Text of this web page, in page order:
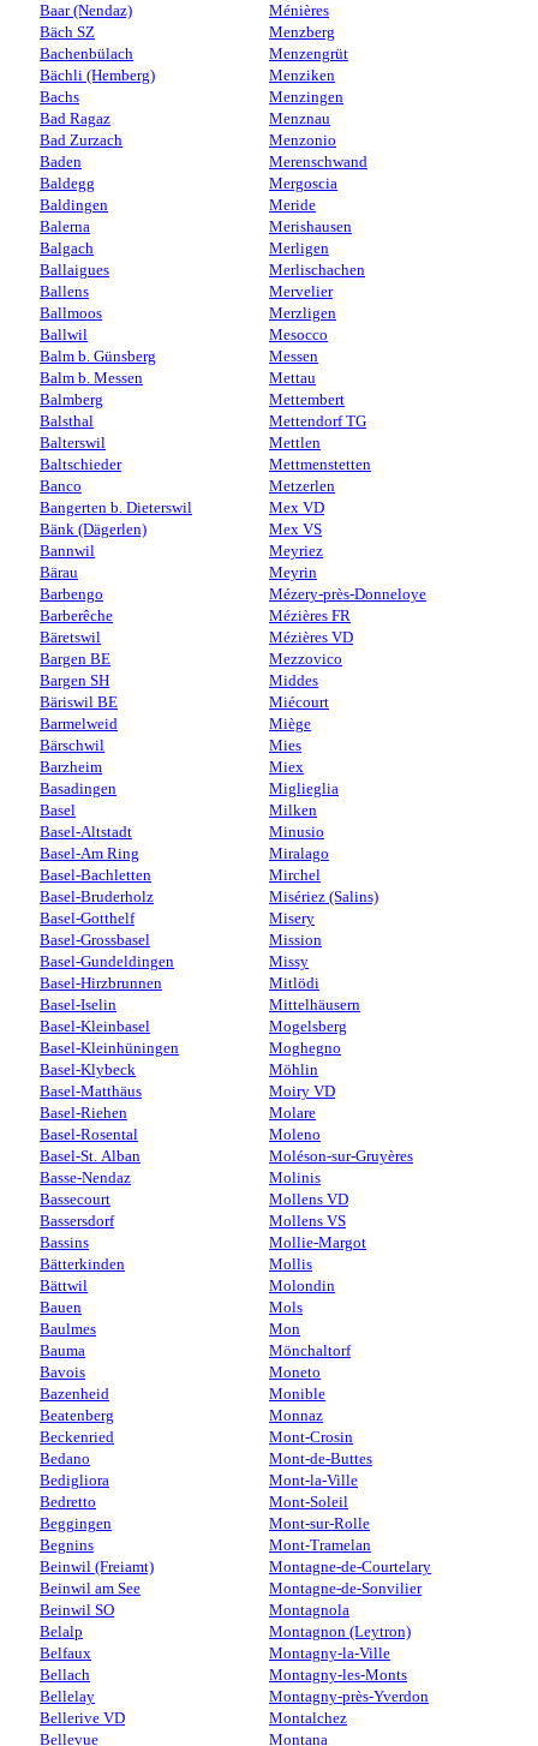
Baar (Nendaz)
Bäch SZ
Bachenbülach
Bächli (Hemberg)
Bachs
Bad Ragaz
Bad Zurzach
Baden
Baldegg
Baldingen
Balerna
Balgach
Ballaigues
Ballens
Ballmoos
Ballwil
Balm b. Günsberg
Balm b. Messen
Balmberg
Balsthal
Balterswil
Baltschieder
Banco
Bangerten b. Dieterswil
Bänk (Dägerlen)
Bannwil
Bärau
Barbengo
Barberêche
Bäretswil
Bargen BE
Bargen SH
Bäriswil BE
Barmelweid
Bärschwil
Barzheim
Basadingen
Basel
Basel-Altstadt
Basel-Am Ring
Basel-Bachletten
Basel-Bruderholz
Basel-Gotthelf
Basel-Grossbasel
Basel-Gundeldingen
Basel-Hirzbrunnen
Basel-Iselin
Basel-Kleinbasel
Basel-Kleinhüningen
Basel-Klybeck
Basel-Matthäus
Basel-Riehen
Basel-Rosental
Basel-St. Alban
Basse-Nendaz
Bassecourt
Bassersdorf
Bassins
Bätterkinden
Bättwil
Bauen
Baulmes
Bauma
Bavois
Bazenheid
Beatenberg
Beckenried
Bedano
Bedigliora
Bedretto
Beggingen
Begnins
Beinwil (Freiamt)
Beinwil am See
Beinwil SO
Belalp
Belfaux
Bellach
Bellelay
Bellerive VD
Bellevue
Ménières
Menzberg
Menzengrüt
Menziken
Menzingen
Menznau
Menzonio
Merenschwand
Mergoscia
Meride
Merishausen
Merligen
Merlischachen
Mervelier
Merzligen
Mesocco
Messen
Mettau
Mettembert
Mettendorf TG
Mettlen
Mettmenstetten
Metzerlen
Mex VD
Mex VS
Meyriez
Meyrin
Mézery-près-Donneloye
Mézières FR
Mézières VD
Mezzovico
Middes
Miécourt
Miège
Mies
Miex
Miglieglia
Milken
Minusio
Miralago
Mirchel
Misériez (Salins)
Misery
Mission
Missy
Mitlödi
Mittelhäusern
Mogelsberg
Moghegno
Möhlin
Moiry VD
Molare
Moleno
Moléson-sur-Gruyères
Molinis
Mollens VD
Mollens VS
Mollie-Margot
Mollis
Molondin
Mols
Mon
Mönchaltorf
Moneto
Monible
Monnaz
Mont-Crosin
Mont-de-Buttes
Mont-la-Ville
Mont-Soleil
Mont-sur-Rolle
Mont-Tramelan
Montagne-de-Courtelary
Montagne-de-Sonvilier
Montagnola
Montagnon (Leytron)
Montagny-la-Ville
Montagny-les-Monts
Montagny-près-Yverdon
Montalchez
Montana